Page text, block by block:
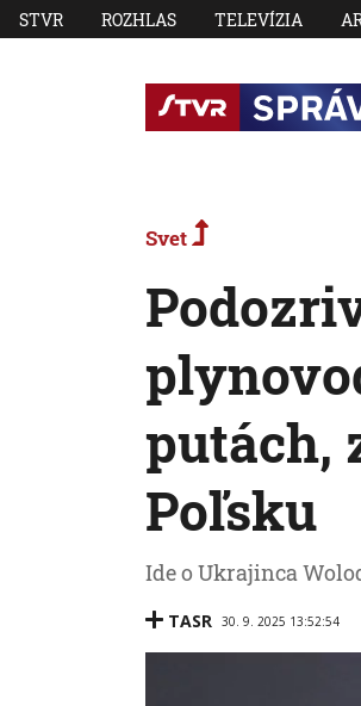
STVR ROZHLAS TELEVÍZIA
Svet
putách,
Poľsku
Ide o Ukrajinca
TASR 30. 9. 2025 13:52:54